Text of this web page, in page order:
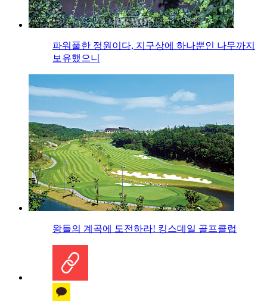
파워풀한 정원이다, 지구상에 하나뿐인 나무까지
보유했으니
왕들의 계곡에 도전하라! 킹스데일 골프클럽